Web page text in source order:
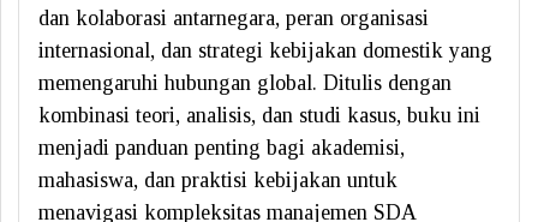
dan kolaborasi antarnegara, peran organisasi
internasional, dan strategi kebijakan domestik yang
memengaruhi hubungan global. Ditulis dengan
kombinasi teori, analisis, dan studi kasus, buku ini
menjadi panduan penting bagi akademisi,
mahasiswa, dan praktisi kebijakan untuk
menavigasi kompleksitas manajemen SDA